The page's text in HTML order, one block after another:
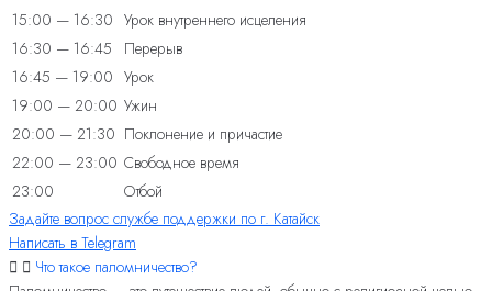
15:00 — 16:30 Урок внутреннего исцеления
16:30 — 16:45
Перерыв
16:45 — 19:00 Урок
19:00 — 20:00 Ужин
20:00 — 21:30 Поклонение и причастие
22:00 — 23:00 Свободное время
23:00
Отбой
Задайте вопрос службе поддержки по г. Катайск
Написать в Telegram
Что такое паломничество?